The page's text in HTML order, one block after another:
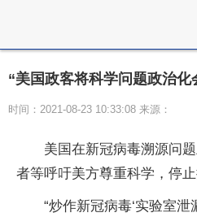
“美国政客将科学问题政治化
时间：2021-08-23 10:33:08 来源：
美国在新冠病毒溯源问
者等呼吁美方尊重科学，停
“炒作新冠病毒‘实验室泄